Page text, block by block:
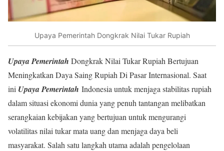
Upaya Pemerintah Dongkrak Nilai Tukar Rupiah
Upaya Pemerintah Dongkrak Nilai Tukar Rupiah Bertujuan
Meningkatkan Daya Saing Rupiah Di Pasar Internasional. Saat
ini Upaya Pemerintah Indonesia untuk menjaga stabilitas rupiah
dalam situasi ekonomi dunia yang penuh tantangan melibatkan
serangkaian kebijakan yang bertujuan untuk mengurangi
volatilitas nilai tukar mata uang dan menjaga daya beli
masyarakat. Salah satu langkah utama adalah pengelolaan